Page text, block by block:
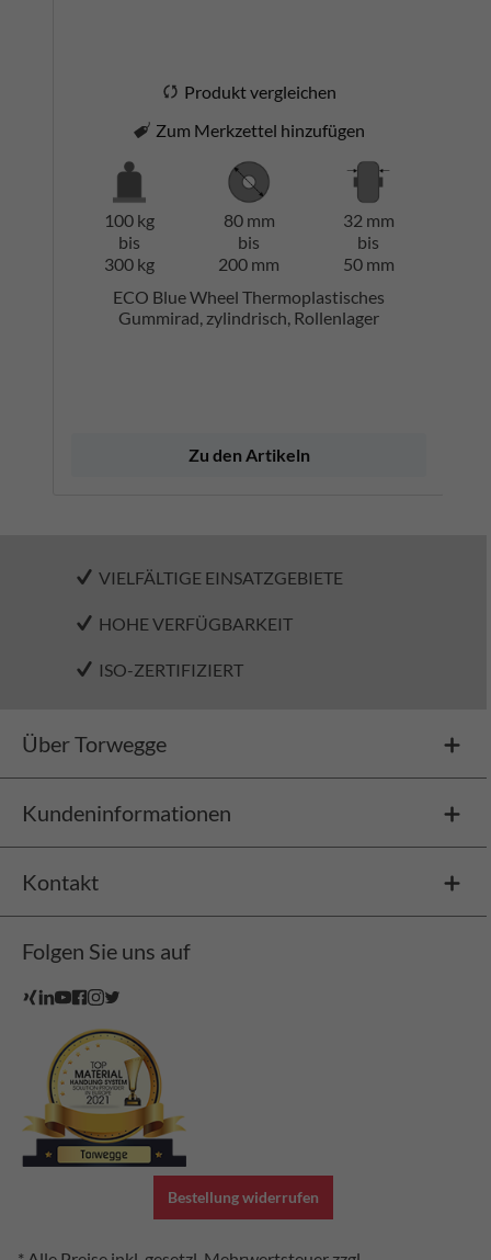
Produkt vergleichen
Zum Merkzettel hinzufügen
100 kg
bis
300 kg
80 mm
bis
200 mm
32 mm
bis
50 mm
ECO Blue Wheel Thermoplastisches
Gummirad, zylindrisch, Rollenlager
Zu den Artikeln
VIELFÄLTIGE EINSATZGEBIETE
HOHE VERFÜGBARKEIT
ISO-ZERTIFIZIERT
Über Torwegge
Kundeninformationen
Kontakt
Folgen Sie uns auf
Bestellung widerrufen